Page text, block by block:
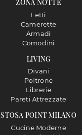
STOSA POINT MILANO
Cucine Moderne
LIVING
Divani
Poltrone
Librerie
Pareti Attrezzate
ZONA NOTTE
Letti
Camerette
Armadi
Comodini